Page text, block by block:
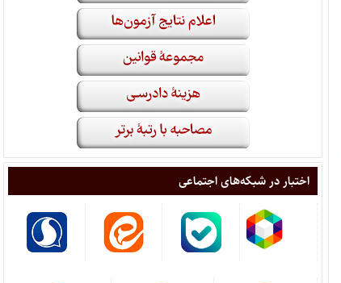
اختبار در شبکه‌های اجتماعی